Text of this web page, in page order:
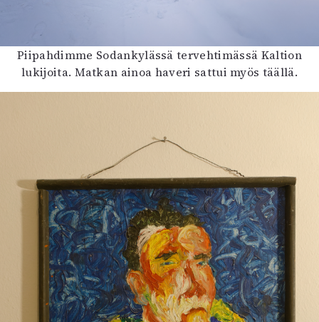
Piipahdimme Sodankylässä tervehtimässä Kaltion
lukijoita. Matkan ainoa haveri sattui myös täällä.